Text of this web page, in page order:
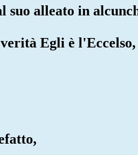
alleato in
Egli è